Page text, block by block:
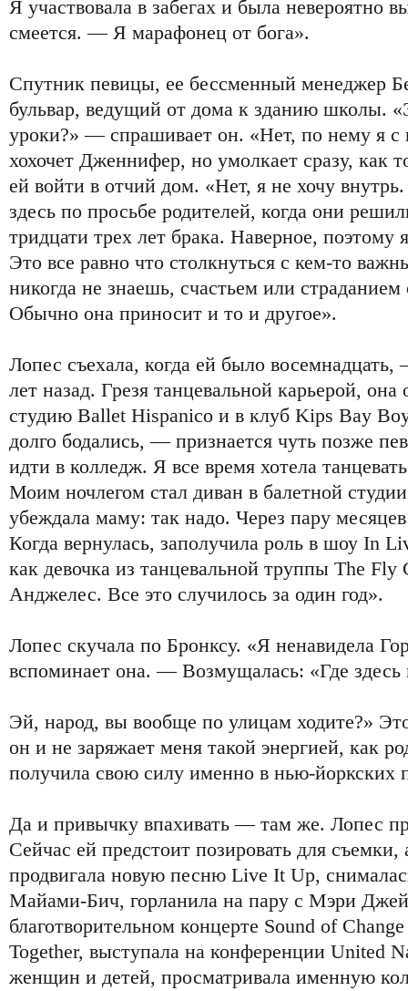
Я участвовала в забегах и была невероятно
смеется. — Я марафонец от бога».
Спутник певицы, ее бессменный менеджер
бульвар, ведущий от дома к зданию школы.
уроки?» — спрашивает он. «Нет, по нему я с
хохочет Дженнифер, но умолкает сразу, как
ей войти в отчий дом. «Нет, я не хочу
здесь по просьбе родителей, когда они
тридцати трех лет брака. Наверное, поэтому
Это все равно что столкнуться с кем-то
никогда не знаешь, счастьем или страданием
Обычно она приносит и то и другое».
Лопес съехала, когда ей было
лет назад. Грезя танцевальной карьерой, она
студию Ballet Hispanico и в клуб Kips Bay
долго бодались, — признается чуть позже
идти в колледж. Я все время хотела
Моим ночлегом стал диван в балетной
убеждала маму: так надо. Через пару
Когда вернулась, заполучила роль в шоу In
как девочка из танцевальной труппы The
Анджелес. Все это случилось за один год».
Лопес скучала по Бронксу. «Я ненавидела
вспоминает она. — Возмущалась: «Где
Эй, народ, вы вообще по улицам ходите?»
он и не заряжает меня такой энергией, как
получила свою силу именно в нью-йоркских
Да и привычку впахивать — там же. Лопес
Сейчас ей предстоит позировать для съемки,
продвигала новую песню Live It Up,
Майами-Бич, горланила на пару с Мэри
благотворительном концерте Sound of
Together, выступала на конференции United
женщин и детей, просматривала именную